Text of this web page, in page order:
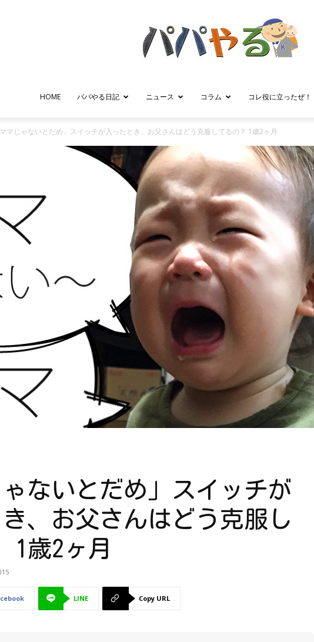
パ
や
る
HOME パパやる日記 ニュース コラム コレ役に立ったぜ！
ママじゃないとだめ」スイッチが入ったとき、お父さんはどう克服してるの？ 1歳2ヶ月
ゃないとだめ」スイッチが
、お父さんはどう克服し
1歳2ヶ月
LINE Copy URL